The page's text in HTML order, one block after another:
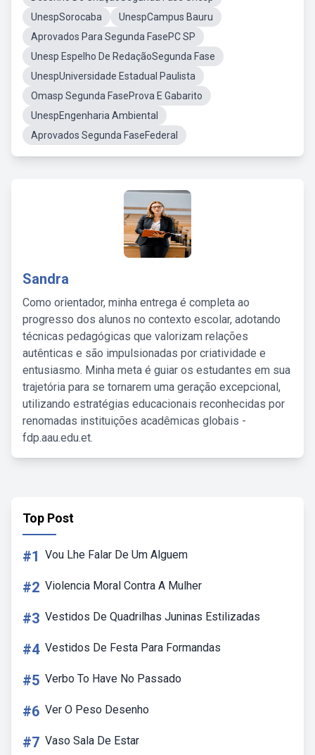
UnespSorocaba
UnespCampus Bauru
Aprovados Para Segunda FasePC SP
Unesp Espelho De RedaçãoSegunda Fase
UnespUniversidade Estadual Paulista
Omasp Segunda FaseProva E Gabarito
UnespEngenharia Ambiental
Aprovados Segunda FaseFederal
Sandra
Como orientador, minha entrega é completa ao
progresso dos alunos no contexto escolar, adotando
técnicas pedagógicas que valorizam relações
autênticas e são impulsionadas por criatividade e
entusiasmo. Minha meta é guiar os estudantes em sua
trajetória para se tornarem uma geração excepcional,
utilizando estratégias educacionais reconhecidas por
renomadas instituições acadêmicas globais -
fdp.aau.edu.et.
Top Post
#1 Vou Lhe Falar De Um Alguem
#2 Violencia Moral Contra A Mulher
#3 Vestidos De Quadrilhas Juninas Estilizadas
#4 Vestidos De Festa Para Formandas
#5 Verbo To Have No Passado
#6 Ver O Peso Desenho
#7 Vaso Sala De Estar